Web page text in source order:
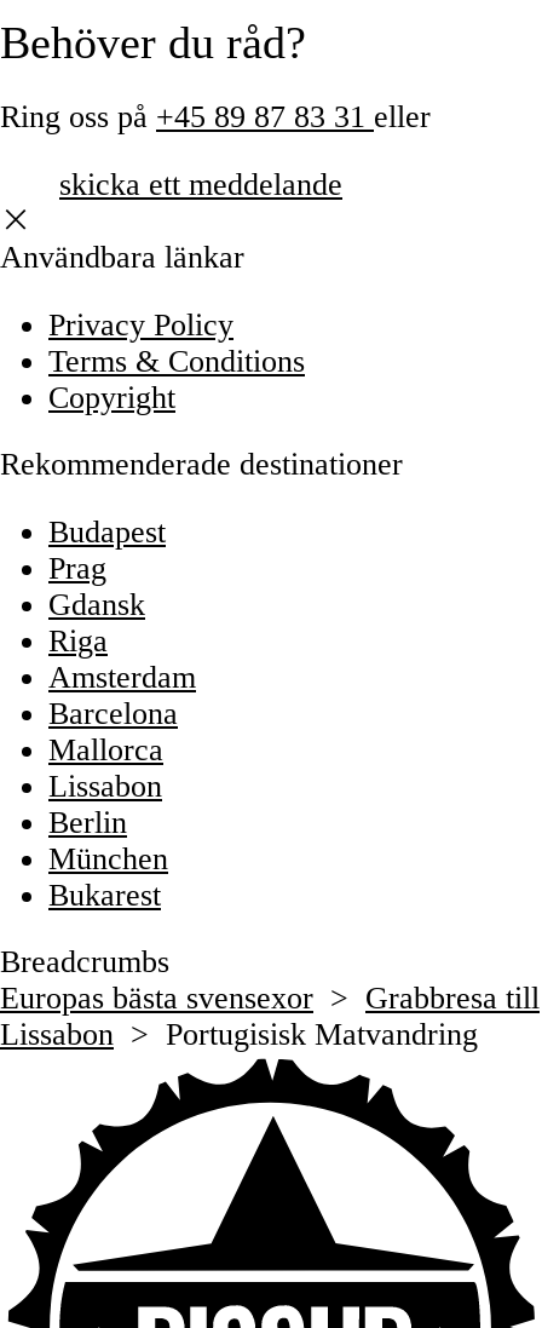
Behöver du råd?
Ring oss på +45 89 87 83 31 eller
skicka ett meddelande
Användbara länkar
Privacy Policy
Terms & Conditions
Copyright
Rekommenderade destinationer
Budapest
Prag
Gdansk
Riga
Amsterdam
Barcelona
Mallorca
Lissabon
Berlin
München
Bukarest
Breadcrumbs
Europas bästa svensexor > Grabbresa till
Lissabon > Portugisisk Matvandring